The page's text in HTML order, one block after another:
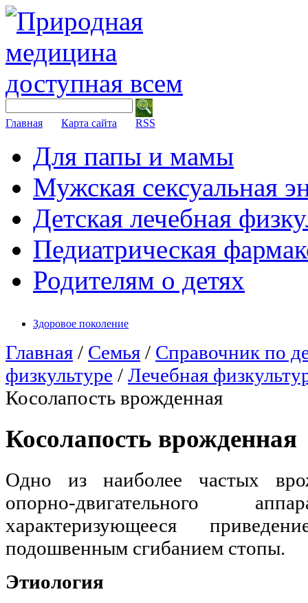
Главная Карта сайта RSS
Для папы и мамы
Мужская сексуальная
Детская лечебная
Педиатрическая
Родителям о детях
Здоровое поколение
Главная / Семья / Справочник по
физкультуре / Лечебная
Косолапость врожденная
Косолапость врожденная
Одно из наиболее частых
опорно-двигательного
характеризующееся
подошвенным сгибанием стопы.
Этиология